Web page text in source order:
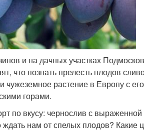
и на дачных участках
что познать прелесть плодов
растение в Европу с
горами.
по вкусу: чернослив с выраженной
нам от спелых плодов? Какие